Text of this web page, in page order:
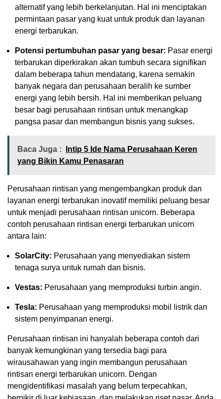
alternatif yang lebih berkelanjutan. Hal ini menciptakan
permintaan pasar yang kuat untuk produk dan layanan
energi terbarukan.
Potensi pertumbuhan pasar yang besar: Pasar energi
terbarukan diperkirakan akan tumbuh secara signifikan
dalam beberapa tahun mendatang, karena semakin
banyak negara dan perusahaan beralih ke sumber
energi yang lebih bersih. Hal ini memberikan peluang
besar bagi perusahaan rintisan untuk menangkap
pangsa pasar dan membangun bisnis yang sukses.
Baca Juga :
Intip 5 Ide Nama Perusahaan Keren
yang Bikin Kamu Penasaran
Perusahaan rintisan yang mengembangkan produk dan
layanan energi terbarukan inovatif memiliki peluang besar
untuk menjadi perusahaan rintisan unicorn. Beberapa
contoh perusahaan rintisan energi terbarukan unicorn
antara lain:
SolarCity: Perusahaan yang menyediakan sistem
tenaga surya untuk rumah dan bisnis.
Vestas: Perusahaan yang memproduksi turbin angin.
Tesla: Perusahaan yang memproduksi mobil listrik dan
sistem penyimpanan energi.
Perusahaan rintisan ini hanyalah beberapa contoh dari
banyak kemungkinan yang tersedia bagi para
wirausahawan yang ingin membangun perusahaan
rintisan energi terbarukan unicorn. Dengan
mengidentifikasi masalah yang belum terpecahkan,